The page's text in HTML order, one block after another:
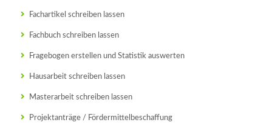
Fachartikel schreiben lassen
Fachbuch schreiben lassen
Fragebogen erstellen und Statistik auswerten
Hausarbeit schreiben lassen
Masterarbeit schreiben lassen
Projektanträge / Fördermittelbeschaffung